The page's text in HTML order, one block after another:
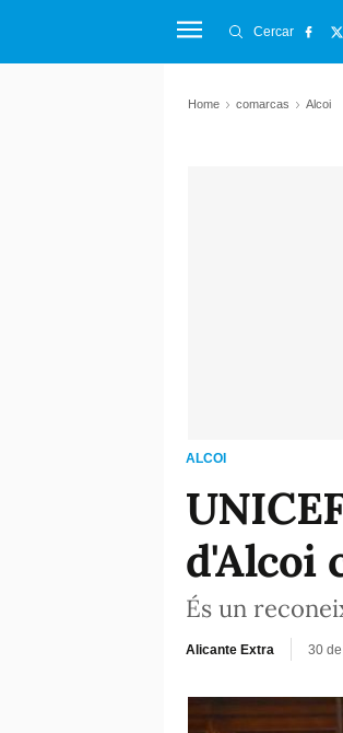
Cercar
Home comarcas Alcoi
ALCOI
d'Alcoi
És un
Alicante Extra 30